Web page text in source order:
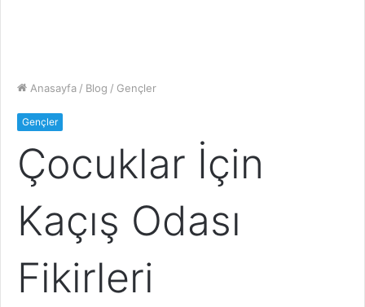
Anasayfa / Blog / Gençler
Gençler
Çocuklar İçin
Kaçış Odası
Fikirleri